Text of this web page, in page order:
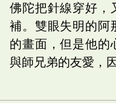
佛陀把針線穿好，
補。雙眼失明的阿
的畫面，但是他的
與師兄弟的友愛，